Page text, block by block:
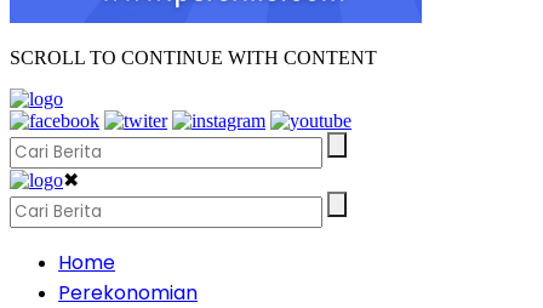
SCROLL TO CONTINUE WITH CONTENT
✖
Home
Perekonomian